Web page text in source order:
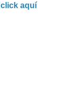
click aquí